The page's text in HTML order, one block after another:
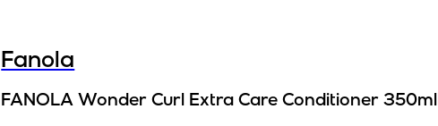
Fanola
FANOLA Wonder Curl Extra Care Conditioner 350ml